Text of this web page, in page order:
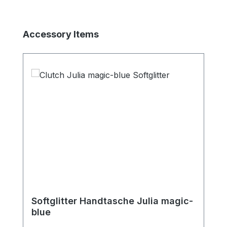
Produktgalerie überspringen
Accessory Items
Softglitter Handtasche Julia magic-
blue